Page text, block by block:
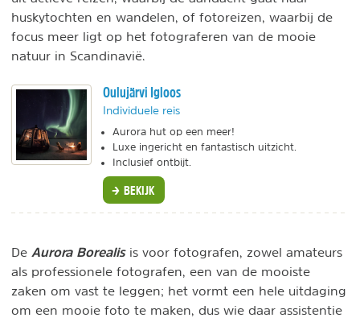
huskytochten en wandelen, of fotoreizen, waarbij de
focus meer ligt op het fotograferen van de mooie
natuur in Scandinavië.
Oulujärvi Igloos
Individuele reis
Aurora hut op een meer!
Luxe ingericht en fantastisch uitzicht.
Inclusief ontbijt.
BEKIJK
De Aurora Borealisis voor fotografen, zowel amateurs
als professionele fotografen, een van de mooiste
zaken om vast te leggen; het vormt een hele uitdaging
om een mooie foto te maken, dus wie daar assistentie